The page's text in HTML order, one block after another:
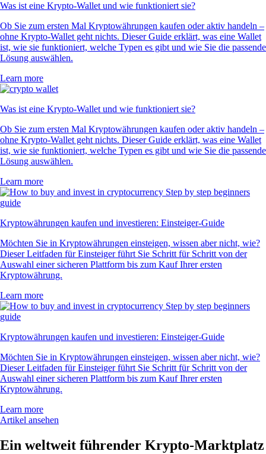
Was ist eine Krypto-Wallet und wie funktioniert sie?
Ob Sie zum ersten Mal Kryptowährungen kaufen oder aktiv handeln –
ohne Krypto-Wallet geht nichts. Dieser Guide erklärt, was eine Wallet
ist, wie sie funktioniert, welche Typen es gibt und wie Sie die passende
Lösung auswählen.
Learn more
Was ist eine Krypto-Wallet und wie funktioniert sie?
Ob Sie zum ersten Mal Kryptowährungen kaufen oder aktiv handeln –
ohne Krypto-Wallet geht nichts. Dieser Guide erklärt, was eine Wallet
ist, wie sie funktioniert, welche Typen es gibt und wie Sie die passende
Lösung auswählen.
Learn more
Kryptowährungen kaufen und investieren: Einsteiger-Guide
Möchten Sie in Kryptowährungen einsteigen, wissen aber nicht, wie?
Dieser Leitfaden für Einsteiger führt Sie Schritt für Schritt von der
Auswahl einer sicheren Plattform bis zum Kauf Ihrer ersten
Kryptowährung.
Learn more
Kryptowährungen kaufen und investieren: Einsteiger-Guide
Möchten Sie in Kryptowährungen einsteigen, wissen aber nicht, wie?
Dieser Leitfaden für Einsteiger führt Sie Schritt für Schritt von der
Auswahl einer sicheren Plattform bis zum Kauf Ihrer ersten
Kryptowährung.
Learn more
Artikel ansehen
Ein weltweit führender Krypto-Marktplatz